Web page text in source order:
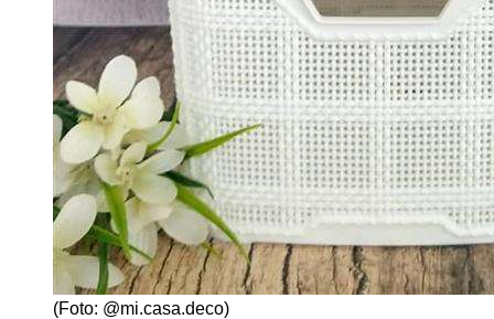
(Foto: @mi.casa.deco)